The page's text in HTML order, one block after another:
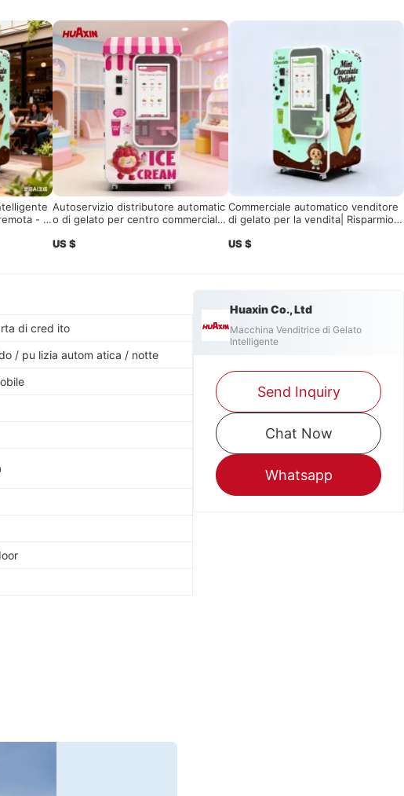
- G
Autoservizio distributore automatic
o di gelato per centro commerciale
ema di controllo remoto Soluzione
US $
Commerciale automatico venditore
di gelato per la vendita| Risparmio d
US $
di cred ito
/ pu lizia autom atica / notte
Huaxin Co., Ltd
Macchina Venditrice di Gelato
Intelligente
Send Inquiry
Chat Now
Whatsapp